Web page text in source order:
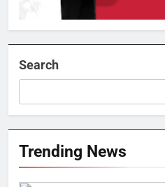
Search
Trending News